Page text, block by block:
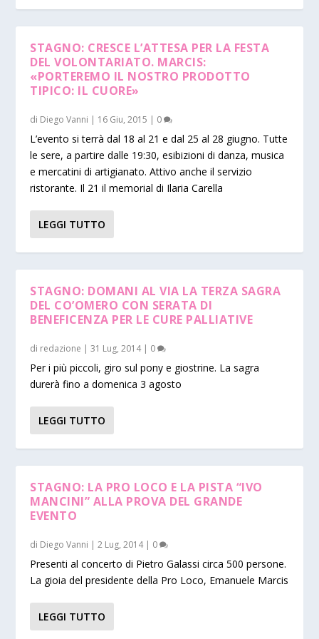
STAGNO: CRESCE L’ATTESA PER LA FESTA
DEL VOLONTARIATO. MARCIS:
«PORTEREMO IL NOSTRO PRODOTTO
TIPICO: IL CUORE»
di Diego Vanni | 16 Giu, 2015 | 0
L’evento si terrà dal 18 al 21 e dal 25 al 28 giugno. Tutte
le sere, a partire dalle 19:30, esibizioni di danza, musica
e mercatini di artigianato. Attivo anche il servizio
ristorante. Il 21 il memorial di Ilaria Carella
LEGGI TUTTO
STAGNO: DOMANI AL VIA LA TERZA SAGRA
DEL CO’OMERO CON SERATA DI
BENEFICENZA PER LE CURE PALLIATIVE
di redazione |31 Lug, 2014| 0
Per i più piccoli, giro sul pony e giostrine. La sagra
durerà fino a domenica 3 agosto
LEGGI TUTTO
STAGNO: LA PRO LOCO E LA PISTA “IVO
MANCINI” ALLA PROVA DEL GRANDE
EVENTO
di Diego Vanni |2 Lug, 2014| 0
Presenti al concerto di Pietro Galassi circa 500 persone.
La gioia del presidente della Pro Loco, Emanuele Marcis
LEGGI TUTTO